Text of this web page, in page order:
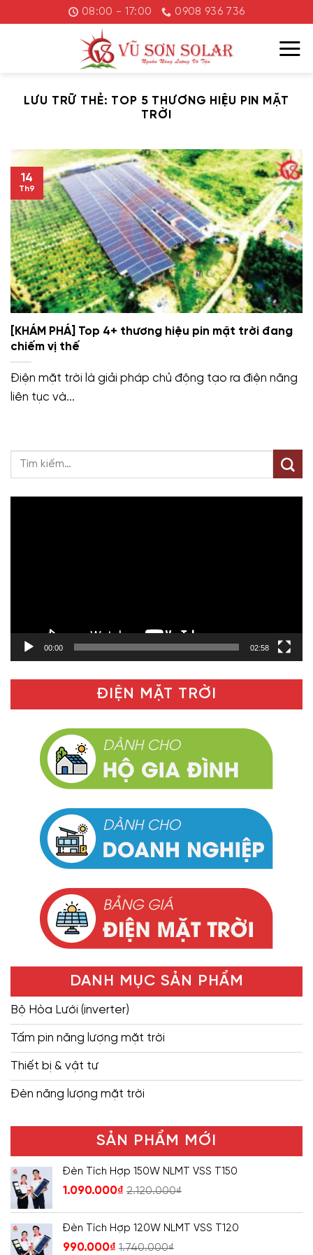
đến
08:00 - 17:00 0908 936 736
LƯU TRỮ THẺ: TOP 5 THƯƠNG HIỆU PIN MẶT
TRỜI
[KHÁM PHÁ] Top 4+ thương hiệu pin mặt trời đang
chiếm vị thế
Điện mặt trời là giải pháp chủ động tạo ra điện năng
liên tục và...
14
Th9
00:00 02:58
ĐIỆN MẶT TRỜI
DANH MỤC SẢN PHẨM
Bộ Hòa Lưới (inverter)
Tấm pin năng lượng mặt trời
Thiết bị & vật tư
Đèn năng lượng mặt trời
SẢN PHẨM MỚI
Đèn Tích Hợp 150W NLMT VSS T150
1.090.000₫ 2.120.000₫
Đèn Tích Hợp 120W NLMT VSS T120
990.000₫ 1.740.000₫